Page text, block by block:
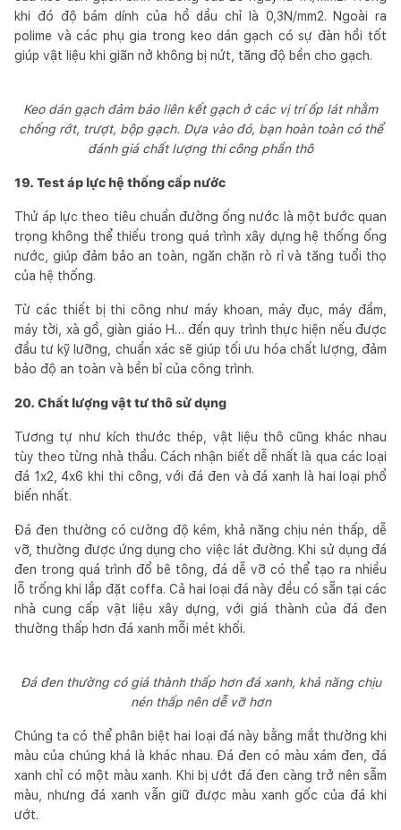
khi đó độ bám dính của hồ dầu chỉ là 0,3N/mm2. Ngoài ra
polime và các phụ gia trong keo dán gạch có sự đàn hồi tốt
giúp vật liệu khi giãn nở không bị nứt, tăng độ bền cho gạch.
Keo dán gạch đảm bảo liên kết gạch ở các vị trí ốp lát nhằm
chống rớt, trượt, bộp gạch. Dựa vào đó, bạn hoàn toàn có thể
đánh giá chất lượng thi công phần thô
19. Test áp lực hệ thống cấp nước
Thử áp lực theo tiêu chuẩn đường ống nước là một bước quan
trọng không thể thiếu trong quá trình xây dựng hệ thống ống
nước, giúp đảm bảo an toàn, ngăn chặn rò rỉ và tăng tuổi thọ
của hệ thống.
Từ các thiết bị thi công như máy khoan, máy đục, máy đầm,
máy tời, xà gồ, giàn giáo H… đến quy trình thực hiện nếu được
đầu tư kỹ lưỡng, chuẩn xác sẽ giúp tối ưu hóa chất lượng, đảm
bảo độ an toàn và bền bỉ của công trình.
20. Chất lượng vật tư thô sử dụng
Tương tự như kích thước thép, vật liệu thô cũng khác nhau
tùy theo từng nhà thầu. Cách nhận biết dễ nhất là qua các loại
đá 1x2, 4x6 khi thi công, với đá đen và đá xanh là hai loại phổ
biến nhất.
Đá đen thường có cường độ kém, khả năng chịu nén thấp, dễ
vỡ, thường được ứng dụng cho việc lát đường. Khi sử dụng đá
đen trong quá trình đổ bê tông, đá dễ vỡ có thể tạo ra nhiều
lỗ trống khi lắp đặt coffa. Cả hai loại đá này đều có sẵn tại các
nhà cung cấp vật liệu xây dựng, với giá thành của đá đen
thường thấp hơn đá xanh mỗi mét khối.
Đá đen thường có giá thành thấp hơn đá xanh, khả năng chịu
nén thấp nên dễ vỡ hơn
Chúng ta có thể phân biệt hai loại đá này bằng mắt thường khi
màu của chúng khá là khác nhau. Đá đen có màu xám đen, đá
xanh chỉ có một màu xanh. Khi bị ướt đá đen càng trở nên sẫm
màu, nhưng đá xanh vẫn giữ được màu xanh gốc của đá khi
ướt.